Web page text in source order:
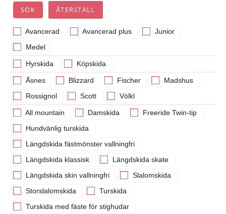
Avancerad Avancerad plus
Junior
Medel
Hyrskida Köpskida
Åsnes Blizzard Fischer
Madshus
Rossignol
Scott Völkl
All mountain Damskida
Freeride Twin-tip
Hundvänlig turskida
Längdskida fästmönster vallningfri
Längdskida klassisk
Längdskida skate
Längdskida skin vallningfri
Slalomskida
Storslalomskida
Turskida
Turskida med fäste för stighudar